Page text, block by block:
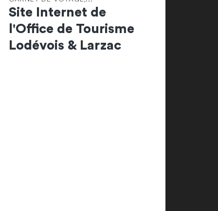
Site Internet de
l'Office de Tourisme
Lodévois & Larzac